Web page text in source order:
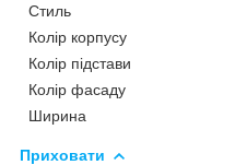
Стиль
Колір корпусу
Колір підстави
Колір фасаду
Ширина
Приховати